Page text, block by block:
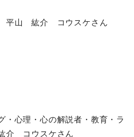
平山 紘介 コウスケさん
・心理・心の解説者・教育・ラ
介 コウスケさん